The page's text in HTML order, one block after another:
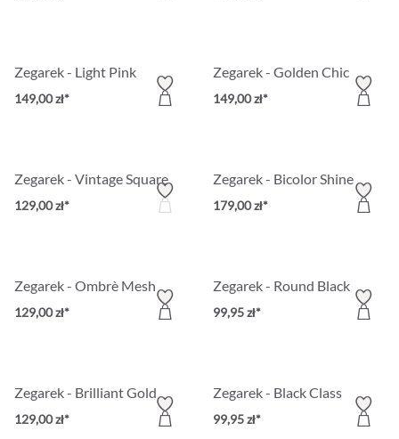
Zegarek - Light Pink
149,00 zł*
Zegarek - Golden Chic
149,00 zł*
Zegarek - Vintage Square
129,00 zł*
Zegarek - Bicolor Shine
179,00 zł*
Zegarek - Ombrè Mesh
129,00 zł*
Zegarek - Round Black
99,95 zł*
Zegarek - Brilliant Gold
129,00 zł*
Zegarek - Black Class
99,95 zł*